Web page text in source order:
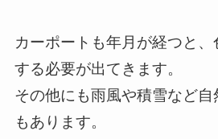
カーポートも年月が経つと
する必要が出てきます。
その他にも雨風や積雪など
もあります。